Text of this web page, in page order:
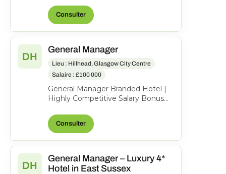
apartment hotel brand and man...
Consulter
DH
General Manager
Lieu : Hillhead, Glasgow City Centre
Salaire : £100 000
General Manager Branded Hotel |
Highly Competitive Salary Bonus
opportunity to lead a success...
Consulter
DH
General Manager – Luxury 4*
Hotel in East Sussex